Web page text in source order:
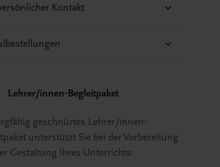
Kontakt
Lehrer/innen-Begleitpaket
geschnürtes Lehrer/innen-
unterstützt Sie bei der Vorbereitung
Gestaltung Ihres Unterrichts: